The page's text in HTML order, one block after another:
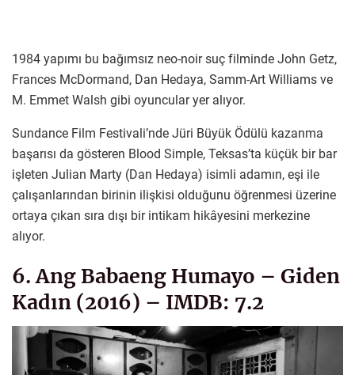
1984 yapımı bu bağımsız neo-noir suç filminde John Getz,
Frances McDormand, Dan Hedaya, Samm-Art Williams ve
M. Emmet Walsh gibi oyuncular yer alıyor.
Sundance Film Festivali’nde Jüri Büyük Ödülü kazanma
başarısı da gösteren Blood Simple, Teksas’ta küçük bir bar
işleten Julian Marty (Dan Hedaya) isimli adamın, eşi ile
çalışanlarından birinin ilişkisi olduğunu öğrenmesi üzerine
ortaya çıkan sıra dışı bir intikam hikâyesini merkezine
alıyor.
6. Ang Babaeng Humayo – Giden
Kadın (2016) – IMDB: 7.2